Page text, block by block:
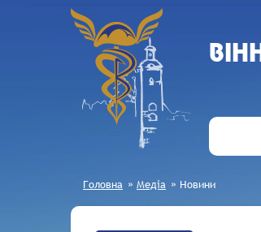
Головна » Медіа » Новини